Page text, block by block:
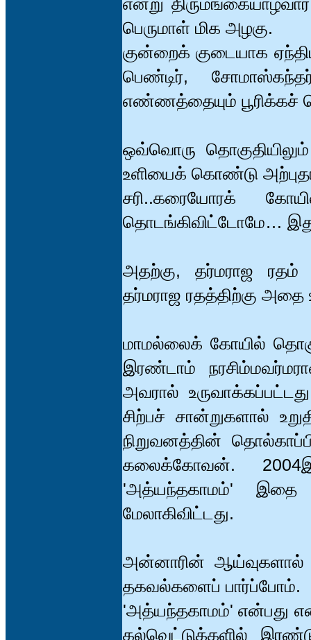
பெருமாள் மிக அழகு.
குன்றைக் குடையாக
பெண்டிர்,
எண்ணத்தையும் பூரிக்கச்
ஒவ்வொரு
உளியைக் கொண்டு
சரி..கரையோரக்
தொடங்கிவிட்டோமே… இது
அதற்கு, தர்மராஜ ரதம்
தர்மராஜ ரதத்திற்கு
மாமல்லைக் கோயில்
இரண்டாம்
அவரால்
சிற்பச் சான்றுகளால்
நிறுவனத்தின்
கலைக்கோவன்.
'அத்யந்தகாமம்' இதை
மேலாகிவிட்டது.
அன்னாரின் ஆய்வுகளால்
தகவல்களைப் பார்ப்போம்.
'அத்யந்தகாமம்' என்பது
கல்வெட்டுக்களில்